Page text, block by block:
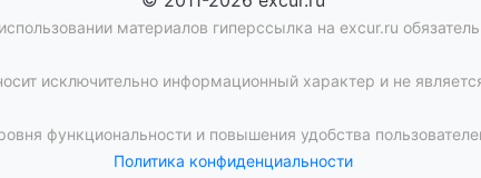
материалов гиперссылка на excur.ru
исключительно информационный характер и не
функциональности и повышения удобства
Политика конфиденциальности